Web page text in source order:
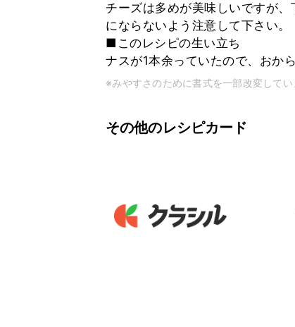
チーズは多めが美味しいですが
にならないよう注意して下さい。
■このレシピの生い立ち
ナスが1本余っていたので、おか
※みやすさのために書式を一部改変してい
その他のレシピカード